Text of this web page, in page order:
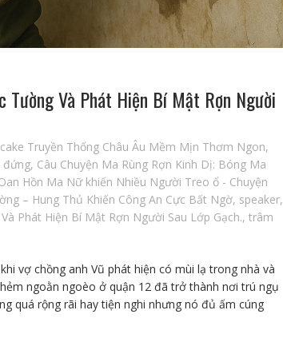
Tường Và Phát Hiện Bí Mật Rợn Người
Truyền Thống Châu Âu Mềm Mịn Thơm Ngon,
đứng, Câu Chuyện Ma Rùng Rợn Kinh Dị: Bóng Ma
Hồn Ma Nữ khiến Nhiều Người Treo ổ - Chuyện
– Hung Thủ Khiến Công An Cực Bất Ngờ, speaker,
Phát Hiện Bí Mật Rợn Người Sau Lớp Gạch., trâm
vợ chồng anh Vũ phát hiện có mùi lạ trong nhà và
ngoằn ngoèo ở quận 12 đã trở thành nơi trú ngụ
quá rộng rãi hay tiện nghi nhưng nó đủ ấm cúng